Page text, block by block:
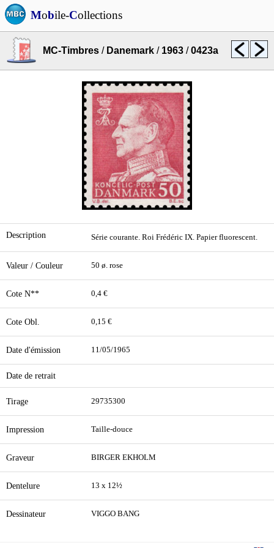
Mobile-Collections
MC-Timbres / Danemark / 1963 /0423a
Description Série courante. Roi Frédéric IX. Papier fluorescent.
Valeur / Couleur 50 ø. rose
Cote N** 0,4 €
Cote Obl. 0,15 €
Date d'émission 11/05/1965
Date de retrait
Tirage 29735300
Impression Taille-douce
Graveur BIRGER EKHOLM
Dentelure 13 x 12½
Dessinateur VIGGO BANG